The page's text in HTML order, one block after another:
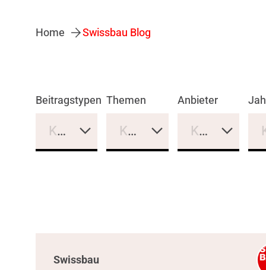
Home Swissbau Blog
Beitragstypen
Keine Auswahl
Themen
Keine Auswahl
Anbieter
Keine
Swissbau